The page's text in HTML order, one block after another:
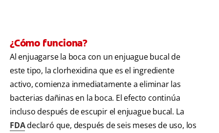
¿Cómo funciona?
Al enjuagarse la boca con un enjuague bucal de
este tipo, la clorhexidina que es el ingrediente
activo, comienza inmediatamente a eliminar las
bacterias dañinas en la boca. El efecto continúa
incluso después de escupir el enjuague bucal. La
FDAdeclaró que, después de seis meses de uso, los